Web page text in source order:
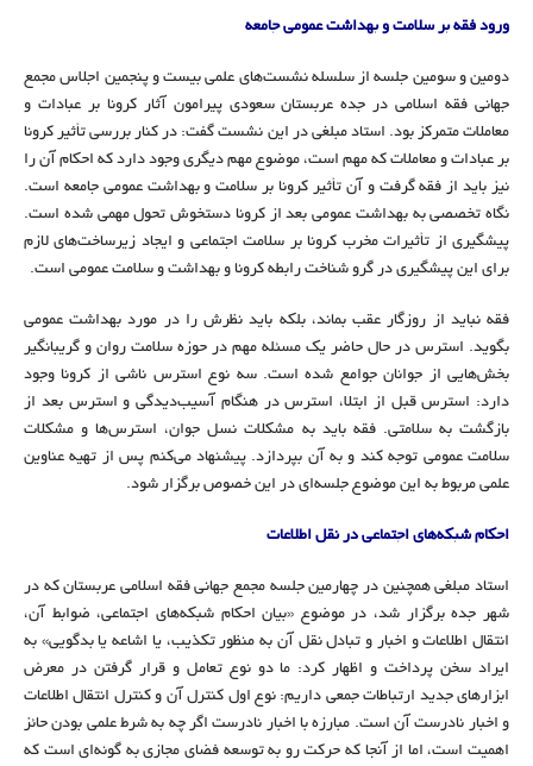
ورود فقه بر سلامت و بهداشت عمومی جامعه
دومین و سومین جلسه از سلسله نشست‌های علمی بیست و پنجمین اجلاس مجمع
جهانی فقه اسلامی در جده عربستان سعودی پیرامون آثار کرونا بر عبادات و
معاملات متمرکز بود. استاد مبلغی در این نشست گفت: در کنار بررسی تأثیر کرونا
بر عبادات و معاملات که مهم است، موضوع مهم دیگری وجود دارد که احکام آن را
نیز باید از فقه گرفت و آن تأثیر کرونا بر سلامت و بهداشت عمومی جامعه است.
نگاه تخصصی به بهداشت عمومی بعد از کرونا دستخوش تحول مهمی شده است.
پیشگیری از تأثیرات مخرب کرونا بر سلامت اجتماعی و ایجاد زیرساخت‌های لازم
برای این پیشگیری در گرو شناخت رابطه کرونا و بهداشت و سلامت عمومی است.
فقه نباید از روزگار عقب بماند، بلکه باید نظرش را در مورد بهداشت عمومی
بگوید. استرس در حال حاضر یک مسئله مهم در حوزه سلامت روان و گریبانگیر
بخش‌هایی از جوانان جوامع شده است. سه نوع استرس ناشی از کرونا وجود
دارد: استرس قبل از ابتلا، استرس در هنگام آسیب‌دیدگی و استرس بعد از
بازگشت به سلامتی. فقه باید به مشکلات نسل جوان، استرس‌ها و مشکلات
سلامت عمومی توجه کند و به آن بپردازد. پیشنهاد می‌کنم پس از تهیه عناوین
علمی مربوط به این موضوع جلسه‌ای در این خصوص برگزار شود.
احکام شبکه‌های اجتماعی در نقل اطلاعات
استاد مبلغی همچنین در چهارمین جلسه مجمع جهانی فقه اسلامی عربستان که در
شهر جده برگزار شد، در موضوع «بیان احکام شبکه‌های اجتماعی، ضوابط آن،
انتقال اطلاعات و اخبار و تبادل نقل آن به منظور تکذیب، یا اشاعه یا بدگویی» به
ایراد سخن پرداخت و اظهار کرد: ما دو نوع تعامل و قرار گرفتن در معرض
ابزارهای جدید ارتباطات جمعی داریم: نوع اول کنترل آن و کنترل انتقال اطلاعات
و اخبار نادرست آن است. مبارزه با اخبار نادرست اگر چه به شرط علمی بودن حائز
اهمیت است، اما از آنجا که حرکت رو به توسعه فضای مجازی به گونه‌ای است که